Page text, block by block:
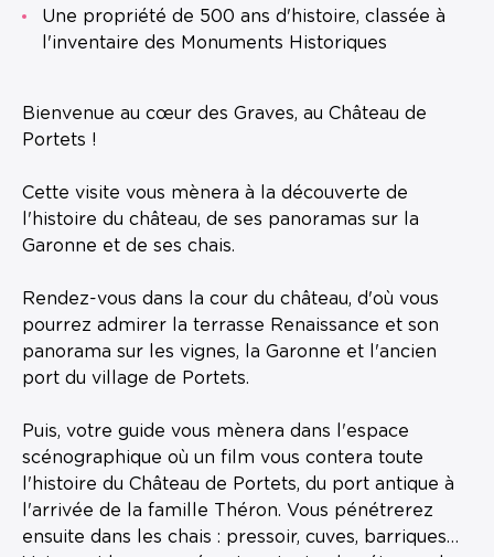
Une propriété de 500 ans d'histoire, classée à
l'inventaire des Monuments Historiques
Bienvenue au cœur des Graves, au Château de
Portets !
Cette visite vous mènera à la découverte de
l'histoire du château, de ses panoramas sur la
Garonne et de ses chais.
Rendez-vous dans la cour du château, d'où vous
pourrez admirer la terrasse Renaissance et son
panorama sur les vignes, la Garonne et l'ancien
port du village de Portets.
Puis, votre guide vous mènera dans l'espace
scénographique où un film vous contera toute
l'histoire du Château de Portets, du port antique à
l'arrivée de la famille Théron. Vous pénétrerez
ensuite dans les chais : pressoir, cuves, barriques…